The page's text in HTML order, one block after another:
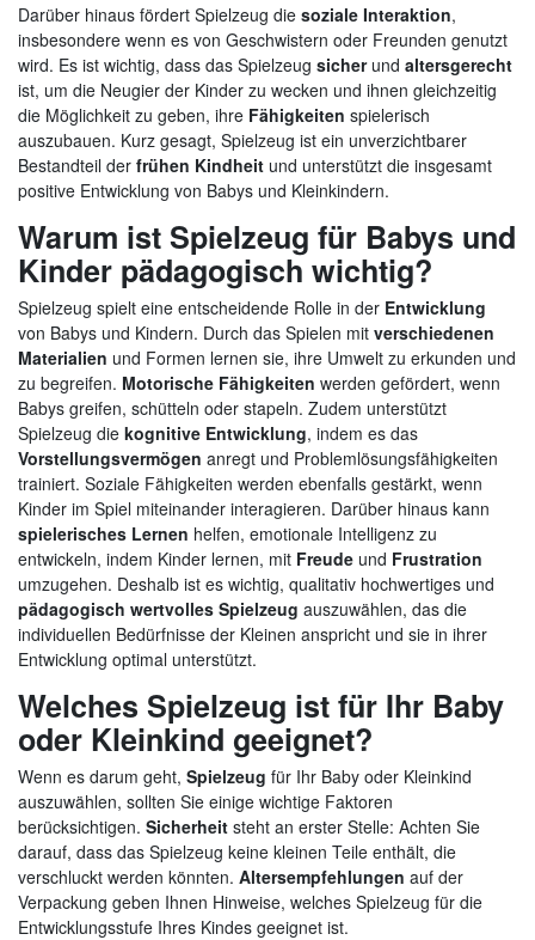
Darüber hinaus fördert Spielzeug die soziale Interaktion,
insbesondere wenn es von Geschwistern oder Freunden genutzt
wird. Es ist wichtig, dass das Spielzeug sicherund altersgerecht
ist, um die Neugier der Kinder zu wecken und ihnen gleichzeitig
die Möglichkeit zu geben, ihre Fähigkeiten spielerisch
auszubauen. Kurz gesagt, Spielzeug ist ein unverzichtbarer
Bestandteil der frühen Kindheit und unterstützt die insgesamt
positive Entwicklung von Babys und Kleinkindern.
Warum ist Spielzeug für Babys und
Kinder pädagogisch wichtig?
Spielzeug spielt eine entscheidende Rolle in der Entwicklung
von Babys und Kindern. Durch das Spielen mit verschiedenen
Materialien und Formen lernen sie, ihre Umwelt zu erkunden und
zu begreifen. Motorische Fähigkeiten werden gefördert, wenn
Babys greifen, schütteln oder stapeln. Zudem unterstützt
Spielzeug die kognitive Entwicklung, indem es das
Vorstellungsvermögen anregt und Problemlösungsfähigkeiten
trainiert. Soziale Fähigkeiten werden ebenfalls gestärkt, wenn
Kinder im Spiel miteinander interagieren. Darüber hinaus kann
spielerisches Lernen helfen, emotionale Intelligenz zu
entwickeln, indem Kinder lernen, mit Freude und Frustration
umzugehen. Deshalb ist es wichtig, qualitativ hochwertiges und
pädagogisch wertvolles Spielzeug auszuwählen, das die
individuellen Bedürfnisse der Kleinen anspricht und sie in ihrer
Entwicklung optimal unterstützt.
Welches Spielzeug ist für Ihr Baby
oder Kleinkind geeignet?
Wenn es darum geht, Spielzeug für Ihr Baby oder Kleinkind
auszuwählen, sollten Sie einige wichtige Faktoren
berücksichtigen. Sicherheit steht an erster Stelle: Achten Sie
darauf, dass das Spielzeug keine kleinen Teile enthält, die
verschluckt werden könnten. Altersempfehlungen auf der
Verpackung geben Ihnen Hinweise, welches Spielzeug für die
Entwicklungsstufe Ihres Kindes geeignet ist.